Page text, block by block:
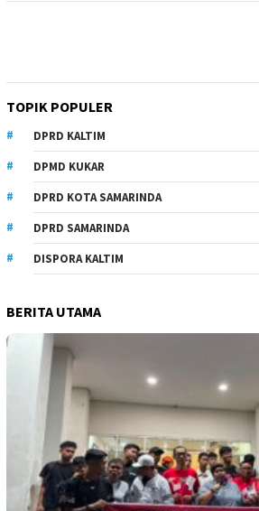
TOPIK POPULER
DPRD KALTIM
DPMD KUKAR
DPRD KOTA SAMARINDA
DPRD SAMARINDA
DISPORA KALTIM
BERITA UTAMA